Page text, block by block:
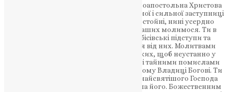
О, свята мироносице і всехвальна рівноапостольна Христова
ученице Маріє Магдалино! До тебе, вірної і сильної заступниці
перед Богом за нас, ми, грішні і недостойні, нині усердно
прибігаємо і у сокрушенні сердець наших молимося. Ти в
своєму житті перетерпіла страшні бісівські підступи та
благодаттю Христовою визволилася від них. Молитвами
твоїми і нас визволи від сітей бісівських, щоб неустанно у
своєму житті ділом, словом, думкою і тайними помислами
серця вірно послужили єдиному святому Владиці Богові. Ти
більше всіх благ земних возлюбила найсвятішого Господа
Ісуса і через все своє життя наслідувала його. Божественним